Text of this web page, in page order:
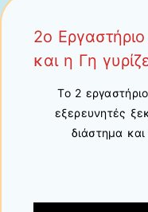
2ο
και η Γη
Το 2
εξερευνητές
διάστημα